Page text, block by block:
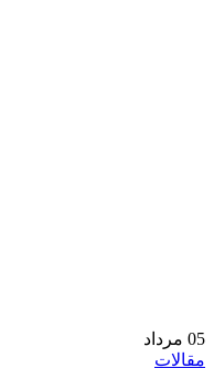
05 مرداد
مقالات